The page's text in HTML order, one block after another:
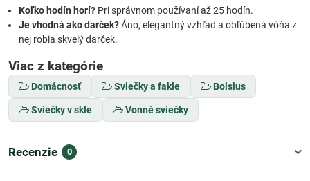
Koľko hodín horí? Pri správnom používaní až 25 hodín.
Je vhodná ako darček?Áno, elegantný vzhľad a obľúbená vôňa z
nej robia skvelý darček.
Viac z kategórie
Domácnosť Sviečky a fakle Bolsius
Sviečky v skle Vonné sviečky
Recenzie 0